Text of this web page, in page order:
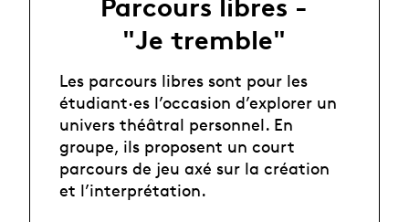
Parcours libres -
"Je tremble"
Les parcours libres sont pour les
étudiant·es l’occasion d’explorer un
univers théâtral personnel. En
groupe, ils proposent un court
parcours de jeu axé sur la création
et l’interprétation.